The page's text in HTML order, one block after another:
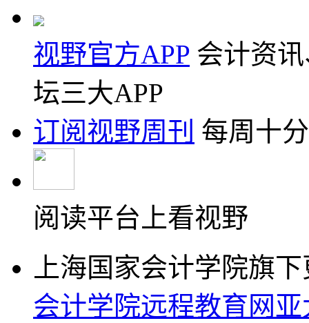
视野官方APP 会计资
坛三大APP
订阅视野周刊 每周十
阅读平台上看视野
上海国家会计学院旗
会计学院远程教育网